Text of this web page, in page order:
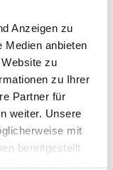
Anzeigen zu
Medien anbieten
zu
zu Ihrer
Partner für
weiter. Unsere
mit
bereitgestellt